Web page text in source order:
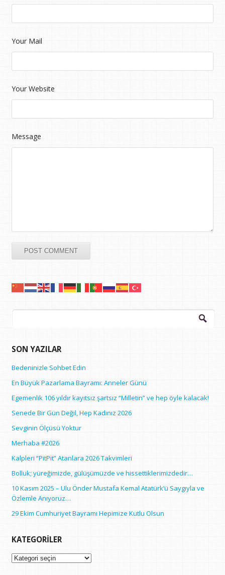
Your Mail
Your Website
Message
Arama:
SON YAZILAR
Bedeninizle Sohbet Edin
En Büyük Pazarlama Bayramı: Anneler Günü
Egemenlik 106 yıldır kayıtsız şartsız “Milletin” ve hep öyle kalacak!
Senede Bir Gün Değil, Hep Kadınız 2026
Sevginin Ölçüsü Yoktur
Merhaba #2026
Kalpleri “PitPit” Atanlara 2026 Takvimleri
Bolluk; yüreğimizde, gülüşümüzde ve hissettiklerimizdedir…
10 Kasım 2025 – Ulu Önder Mustafa Kemal Atatürk’ü Saygıyla ve
Özlemle Anıyoruz…
29 Ekim Cumhuriyet Bayramı Hepimize Kutlu Olsun
KATEGORILER
Kategoriler